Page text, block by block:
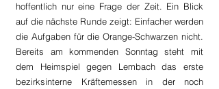
hoffentlich nur eine Frage der Zeit. Ein Blick
auf die nächste Runde zeigt: Einfacher werden
die Aufgaben für die Orange-Schwarzen nicht.
Bereits am kommenden Sonntag steht mit
dem Heimspiel gegen Lembach das erste
bezirksinterne Kräftemessen in der noch